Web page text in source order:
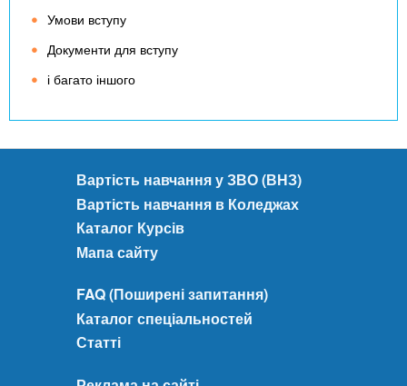
Умови вступу
Документи для вступу
і багато іншого
Вартість навчання у ЗВО (ВНЗ)
Вартість навчання в Коледжах
Каталог Курсів
Мапа сайту
FAQ (Поширені запитання)
Каталог спеціальностей
Статті